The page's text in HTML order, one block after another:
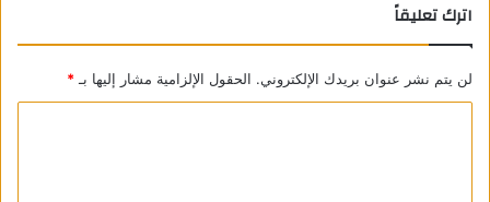
اترك تعليقاً
لن يتم نشر عنوان بريدك الإلكتروني. الحقول الإلزامية مشار إليها بـ *